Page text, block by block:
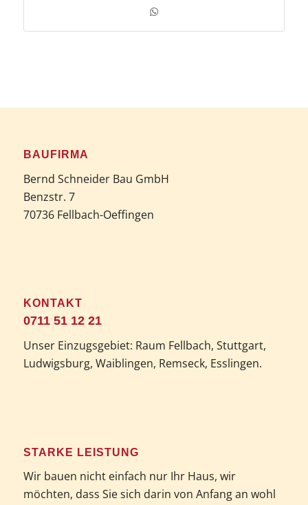
BAUFIRMA
Bernd Schneider Bau GmbH
Benzstr. 7
70736 Fellbach-Oeffingen
KONTAKT
0711 51 12 21
Unser Einzugsgebiet: Raum Fellbach, Stuttgart,
Ludwigsburg, Waiblingen, Remseck, Esslingen.
STARKE LEISTUNG
Wir bauen nicht einfach nur Ihr Haus, wir
möchten, dass Sie sich darin von Anfang an wohl